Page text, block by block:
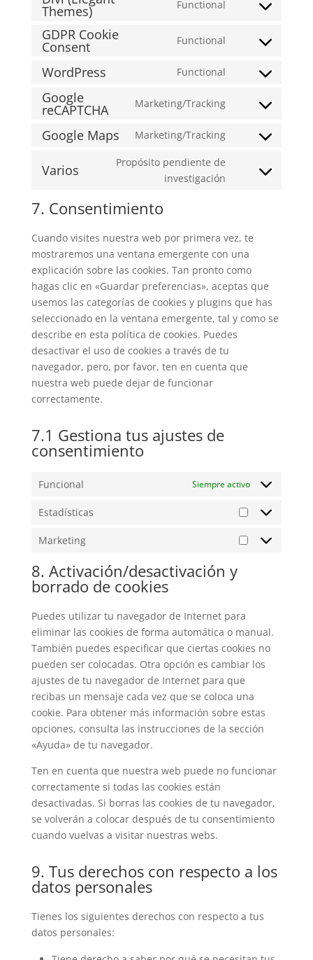
Themes) Functional
Consent
service
(elegant-
GDPR Cookie
Consent Functional
Consent
service
cookie-
WordPress Functional
Consent
service
Google
reCAPTCHA Marketing/Tracking
Consent
service
recaptcha
Google Maps Marketing/Tracking
Consent
service
Varios
Propósito pendiente de
investigación
Consent
7. Consentimiento
Cuando visites nuestra web por primera vez, te
mostraremos una ventana emergente con una
explicación sobre las cookies. Tan pronto como
hagas clic en «Guardar preferencias», aceptas que
usemos las categorías de cookies y plugins que has
seleccionado en la ventana emergente, tal y como se
describe en esta política de cookies. Puedes
desactivar el uso de cookies a través de tu
navegador, pero, por favor, ten en cuenta que
nuestra web puede dejar de funcionar
correctamente.
7.1 Gestiona tus ajustes de
consentimiento
Funcional Siempre activo
Estadísticas
Estadísticas
Marketing
Marketing
8. Activación/desactivación y
borrado de cookies
Puedes utilizar tu navegador de Internet para
eliminar las cookies de forma automática o manual.
También puedes especificar que ciertas cookies no
pueden ser colocadas. Otra opción es cambiar los
ajustes de tu navegador de Internet para que
recibas un mensaje cada vez que se coloca una
cookie. Para obtener más información sobre estas
opciones, consulta las instrucciones de la sección
«Ayuda» de tu navegador.
Ten en cuenta que nuestra web puede no funcionar
correctamente si todas las cookies están
desactivadas. Si borras las cookies de tu navegador,
se volverán a colocar después de tu consentimiento
cuando vuelvas a visitar nuestras webs.
9. Tus derechos con respecto a los
datos personales
Tienes los siguientes derechos con respecto a tus
datos personales: